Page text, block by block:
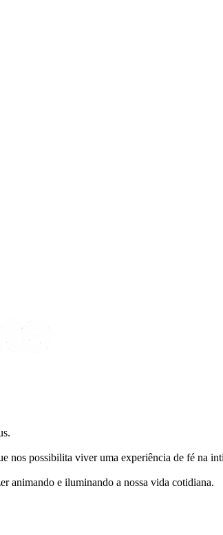
nos possibilita viver uma experiência de fé na
animando e iluminando a nossa vida cotidiana.